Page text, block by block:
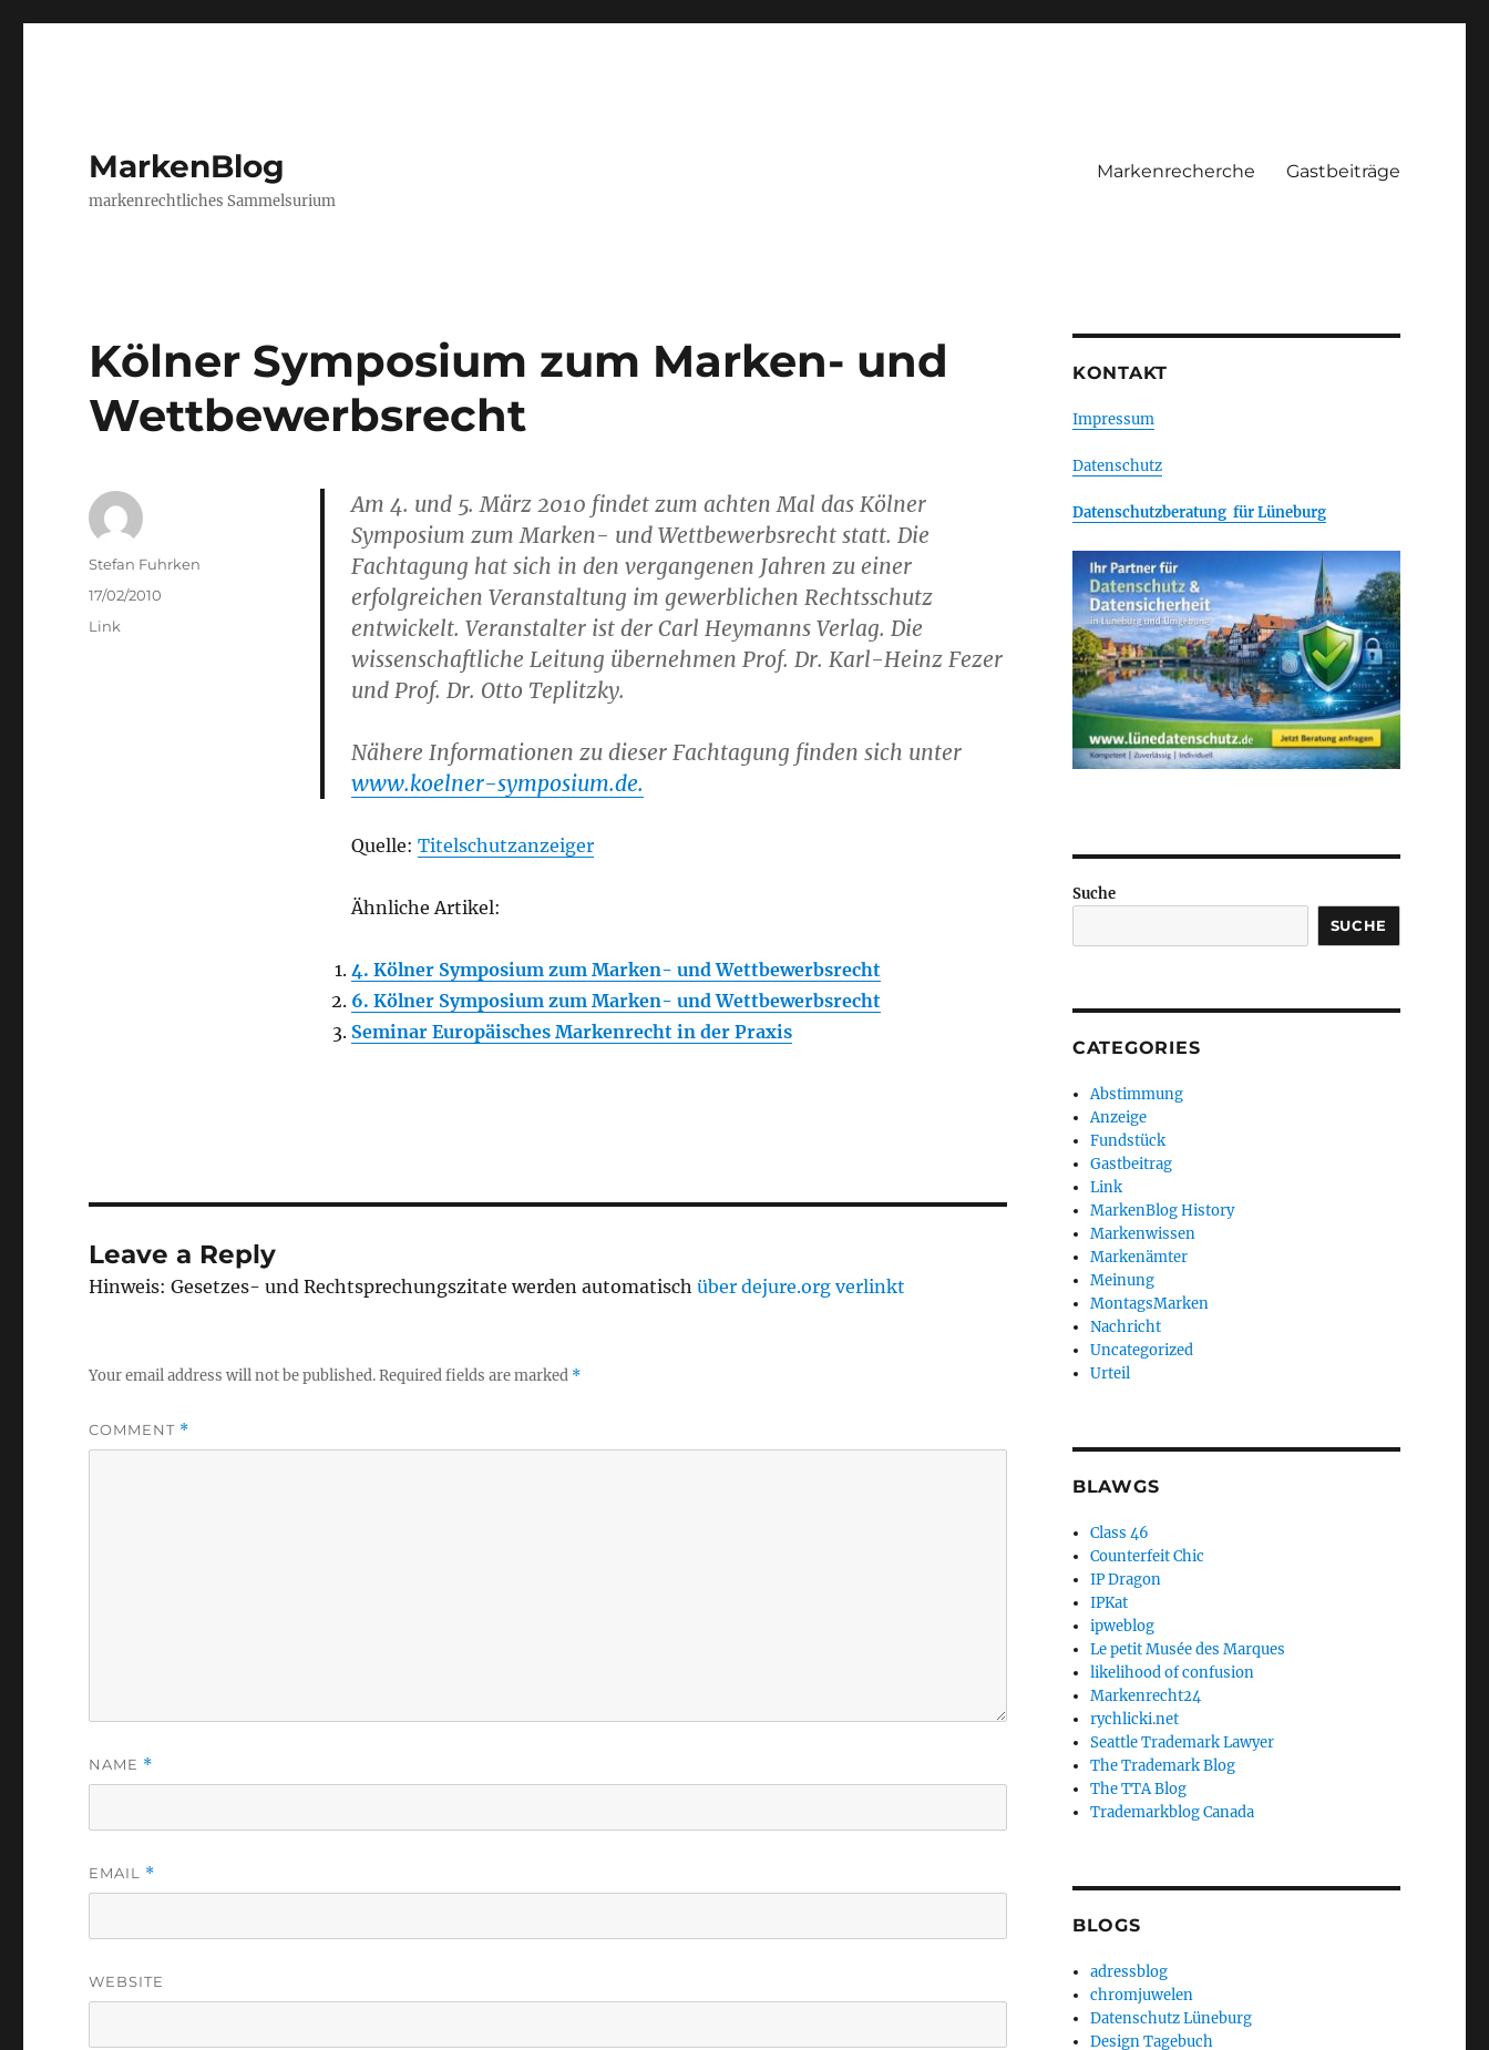
MarkenBlog
markenrechtliches Sammelsurium
Markenrecherche Gastbeiträge
Kölner Symposium zum Marken- und
Wettbewerbsrecht
Am 4. und 5. März 2010 findet zum achten Mal das Kölner
Symposium zum Marken- und Wettbewerbsrecht statt. Die
Fachtagung hat sich in den vergangenen Jahren zu einer
erfolgreichen Veranstaltung im gewerblichen Rechtsschutz
entwickelt. Veranstalter ist der Carl Heymanns Verlag. Die
wissenschaftliche Leitung übernehmen Prof. Dr. Karl-Heinz Fezer
und Prof. Dr. Otto Teplitzky.
Nähere Informationen zu dieser Fachtagung finden sich unter
www.koelner-symposium.de.
Quelle: Titelschutzanzeiger
Ähnliche Artikel:
4. Kölner Symposium zum Marken- und Wettbewerbsrecht
6. Kölner Symposium zum Marken- und Wettbewerbsrecht
Seminar Europäisches Markenrecht in der Praxis
Author
Stefan Fuhrken
Posted
on
17/02/2010
Categories
Link
Leave a Reply
Hinweis: Gesetzes- und Rechtsprechungszitate werden automatischüber dejure.org verlinkt
Your email address will not be published.Required fields are marked *
COMMENT *
NAME *
EMAIL *
WEBSITE
KONTAKT
Impressum
Datenschutz
Datenschutzberatung für Lüneburg
Suche
SUCHE
CATEGORIES
Abstimmung
Anzeige
Fundstück
Gastbeitrag
Link
MarkenBlog History
Markenwissen
Markenämter
Meinung
MontagsMarken
Nachricht
Uncategorized
Urteil
BLAWGS
Class 46
Counterfeit Chic
IP Dragon
IPKat
ipweblog
Le petit Musée des Marques
likelihood of confusion
Markenrecht24
rychlicki.net
Seattle Trademark Lawyer
The Trademark Blog
The TTA Blog
Trademarkblog Canada
BLOGS
adressblog
chromjuwelen
Datenschutz Lüneburg
Design Tagebuch